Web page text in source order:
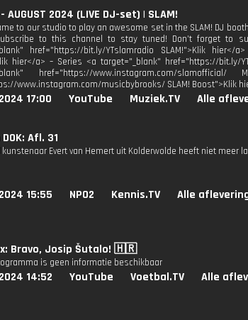
AUGUST 2024 (LIVE DJ-set) | SLAM!
to our studio to play an awesome set in the SLAM! DJ
to this channel to stay tuned! Don’t forget to
href="https://bit.ly/YTslamradio SLAM!">Klik
hier</a> – Series <a target="_blank" href="https://
href="https://www.instagram.com/
www.instagram.com/musicbybrooks/ SLAM! Boost">Klik
17:00 YouTube Muziek.TV Alle
Afl. 31
kunstenaar Evert van Hemert uit Kolderwolde heeft niet meer
15:55 NPO2 Kennis.TV Alle
Bravo, Josip Šutalo! 🇭🇷
is geen informatie beschikbaar
14:52 YouTube Voetbal.TV Alle